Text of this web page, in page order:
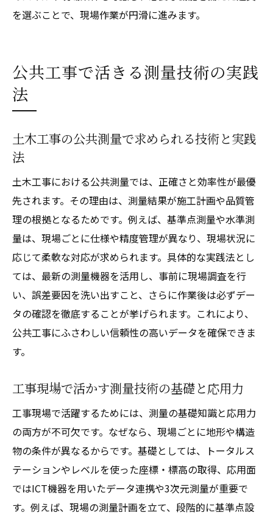
を選ぶことで、現場作業が円滑に進みます。
公共工事で活きる測量技術の実践
法
土木工事の公共測量で求められる技術と実践
法
土木工事における公共測量では、正確さと効率性が最優
先されます。その理由は、測量結果が施工計画や品質管
理の根拠となるためです。例えば、基準点測量や水準測
量は、現場ごとに仕様や精度管理が異なり、現場状況に
応じて柔軟な対応が求められます。具体的な実践法とし
ては、最新の測量機器を活用し、事前に現場調査を行
い、誤差要因を洗い出すこと、さらに作業後は必ずデー
タの確認を徹底することが挙げられます。これにより、
公共工事にふさわしい信頼性の高いデータを確保できま
す。
工事現場で活かす測量技術の基礎と応用力
工事現場で活躍するためには、測量の基礎知識と応用力
の両方が不可欠です。なぜなら、現場ごとに地形や構造
物の条件が異なるからです。基礎としては、トータルス
テーションやレベルを使った座標・標高の取得、応用面
ではICT機器を用いたデータ連携や3次元測量が重要で
す。例えば、現場の測量計画を立て、段階的に基準点設